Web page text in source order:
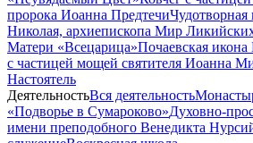
пророка Иоанна ПредтечиЧудотворная
Николая, архиепископа Мир
Матери «Всецарица»Почаевская
с частицей мощей святителя Иоанна
Настоятель
ДеятельностьВся деятельность
«Подворье в Сумароково»Духовно-
имени преподобного Венедикта